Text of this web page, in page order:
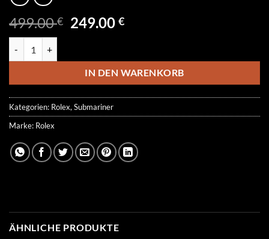
499.00€ Ursprünglicher
499.00 €
249.00€Aktueller
249.00 €.
IN DEN WARENKORB
Kategorien: Rolex, Submariner
Marke: Rolex
ÄHNLICHE PRODUKTE